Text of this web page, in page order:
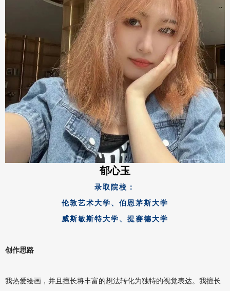
郁心玉
录取院校：
伦敦艺术大学、伯恩茅斯大学
威斯敏斯特大学、提赛德大学
创作思路
我热爱绘画，并且擅长将丰富的想法转化为独特的视觉表达。我擅长